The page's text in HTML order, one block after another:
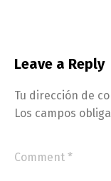
Leave a Reply
Tu dirección de
Los campos